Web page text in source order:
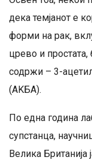
дека темјанот е
форми на рак,
црево и простата,
содржи – 3-
(AKБA).
По една година
супстанца,
Велика Британија